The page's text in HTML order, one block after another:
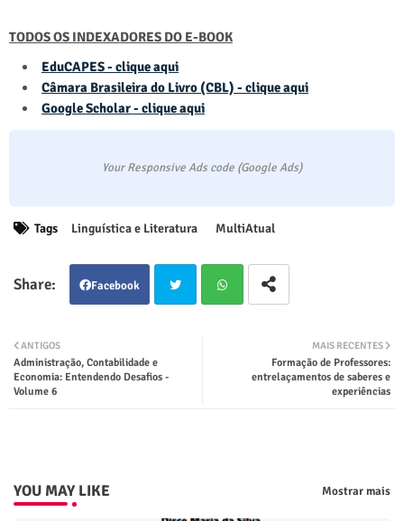
TODOS OS INDEXADORES DO E-BOOK
EduCAPES - clique aqui
Câmara Brasileira do Livro (CBL) - clique aqui
Google Scholar - clique aqui
Your Responsive Ads code (Google Ads)
Tags Linguística e Literatura MultiAtual
Facebook
MAIS RECENTES
Formação de Professores:
entrelaçamentos de saberes e
experiências
ANTIGOS
Administração, Contabilidade e
Economia: Entendendo Desafios -
Volume 6
YOU MAY LIKE Mostrar mais